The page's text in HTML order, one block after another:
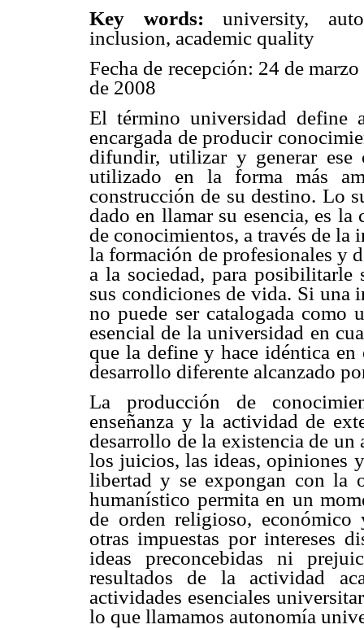
Key words: university,
inclusion, academic quality
Fecha de recepción: 24 de
de 2008
El término universidad define
encargada de producir
difundir, utilizar y generar ese
utilizado en la forma más
construcción de su destino. Lo
dado en llamar su esencia, es
de conocimientos, a través de
la formación de profesionales y
a la sociedad, para posibilitarle
sus condiciones de vida. Si una
no puede ser catalogada como
esencial de la universidad en
que la define y hace idéntica
desarrollo diferente alcanzado
La producción de
enseñanza y la actividad de
desarrollo de la existencia de
los juicios, las ideas, opiniones
libertad y se expongan con la
humanístico permita en un
de orden religioso,
otras impuestas por intereses
ideas preconcebidas ni
resultados de la actividad
actividades esenciales
lo que llamamos autonomía